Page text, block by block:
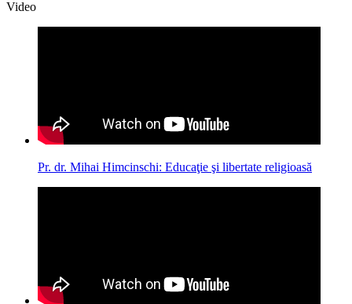
Video
Pr. dr. Mihai Himcinschi: Educaţie şi libertate religioasă